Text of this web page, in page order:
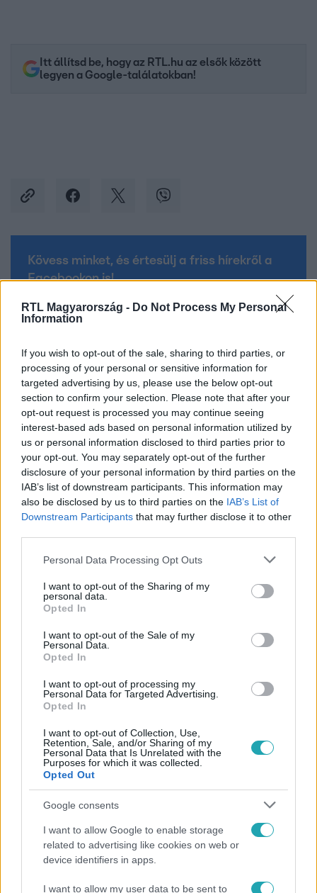
RTL Magyarország - Do Not Process My Personal
Information
If you wish to opt-out of the sale, sharing to third parties, or
processing of your personal or sensitive information for
targeted advertising by us, please use the below opt-out
section to confirm your selection. Please note that after your
opt-out request is processed you may continue seeing
interest-based ads based on personal information utilized by
us or personal information disclosed to third parties prior to
your opt-out. You may separately opt-out of the further
disclosure of your personal information by third parties on the
IAB’s list of downstream participants. This information may
also be disclosed by us to third parties on the IAB’s List of
Downstream Participants that may further disclose it to other
Please note that this website/app uses one or more Google
not limited to your visit or usage behaviour. You may click to
grant or deny consent to Google and its third-party tags to
use your data for below specified purposes in below Google
consent section.
Personal Data Processing Opt Outs
I want to opt-out of the Sharing of my
personal data.
Opted In
I want to opt-out of the Sale of my
Personal Data.
Opted In
I want to opt-out of processing my
Personal Data for Targeted Advertising.
Opted In
I want to opt-out of Collection, Use,
Retention, Sale, and/or Sharing of my
Personal Data that Is Unrelated with the
Purposes for which it was collected.
Opted Out
Google consents
I want to allow Google to enable storage
related to advertising like cookies on web or
device identifiers in apps.
I want to allow my user data to be sent to
Itt állítsd be, hogy az RTL.hu az elsők között
legyen a Google-találatokban!
Kövess minket, és értesülj a friss hírekről a
Facebookon is!
#CINEMAKLUB #FILMAJÁNLÓ #MIT NÉZÜNK MA
Népszerű
Költségcsökkentés és kieső támogató szerződések
- ezekre panaszkodott a Fradi elnöke egy zártkörű
beszélgetésen